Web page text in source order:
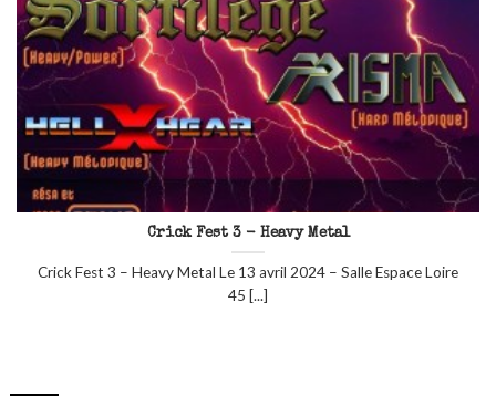
Crick Fest 3 - Heavy Metal
Crick Fest 3 – Heavy Metal Le 13 avril 2024 – Salle Espace Loire
45 [...]